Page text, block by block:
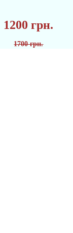
1200 грн.
1700 грн.